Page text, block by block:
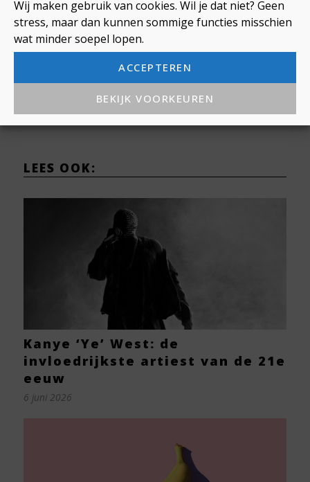
Wij maken gebruik van cookies. Wil je dat niet? Geen
stress, maar dan kunnen sommige functies misschien
wat minder soepel lopen.
ACCEPTEREN
BEKIJK VOORKEUREN
beschermen voor extremisme. En dan niet alleen
door concerten nóg beter te beveiligen, maar
vooral ook door ervoor te zorgen dat jongeren
niet zo gemakkelijk ten prooi vallen aan
radicalisering. Voor nu kunnen we dankbaar zijn
dat de Oostenrijkse politie een gigantisch drama
heeft kunnen voorkomen.
LEES OOK:
Kanye ‘Ye’ West: de
invloedrijkste artiest van de 21e
eeuw
6 juni 2026